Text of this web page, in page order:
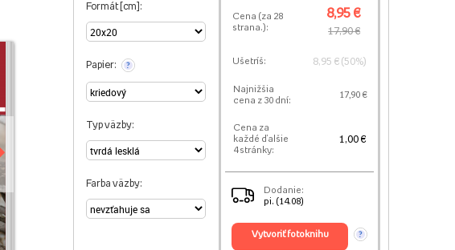
Formát [cm]:
Papier: ?
Typ väzby:
Farba väzby:
Cena (za 28
strana.):
8,95 €
17,90 €
Ušetríš: 8,95 € (50%)
Najnižšia
cena z 30 dní:
17,90 €
Cena za
každé ďalšie
4 stránky:
1,00 €
Dodanie:
pi. (14.08)
vytvoriť fotoknihu ?